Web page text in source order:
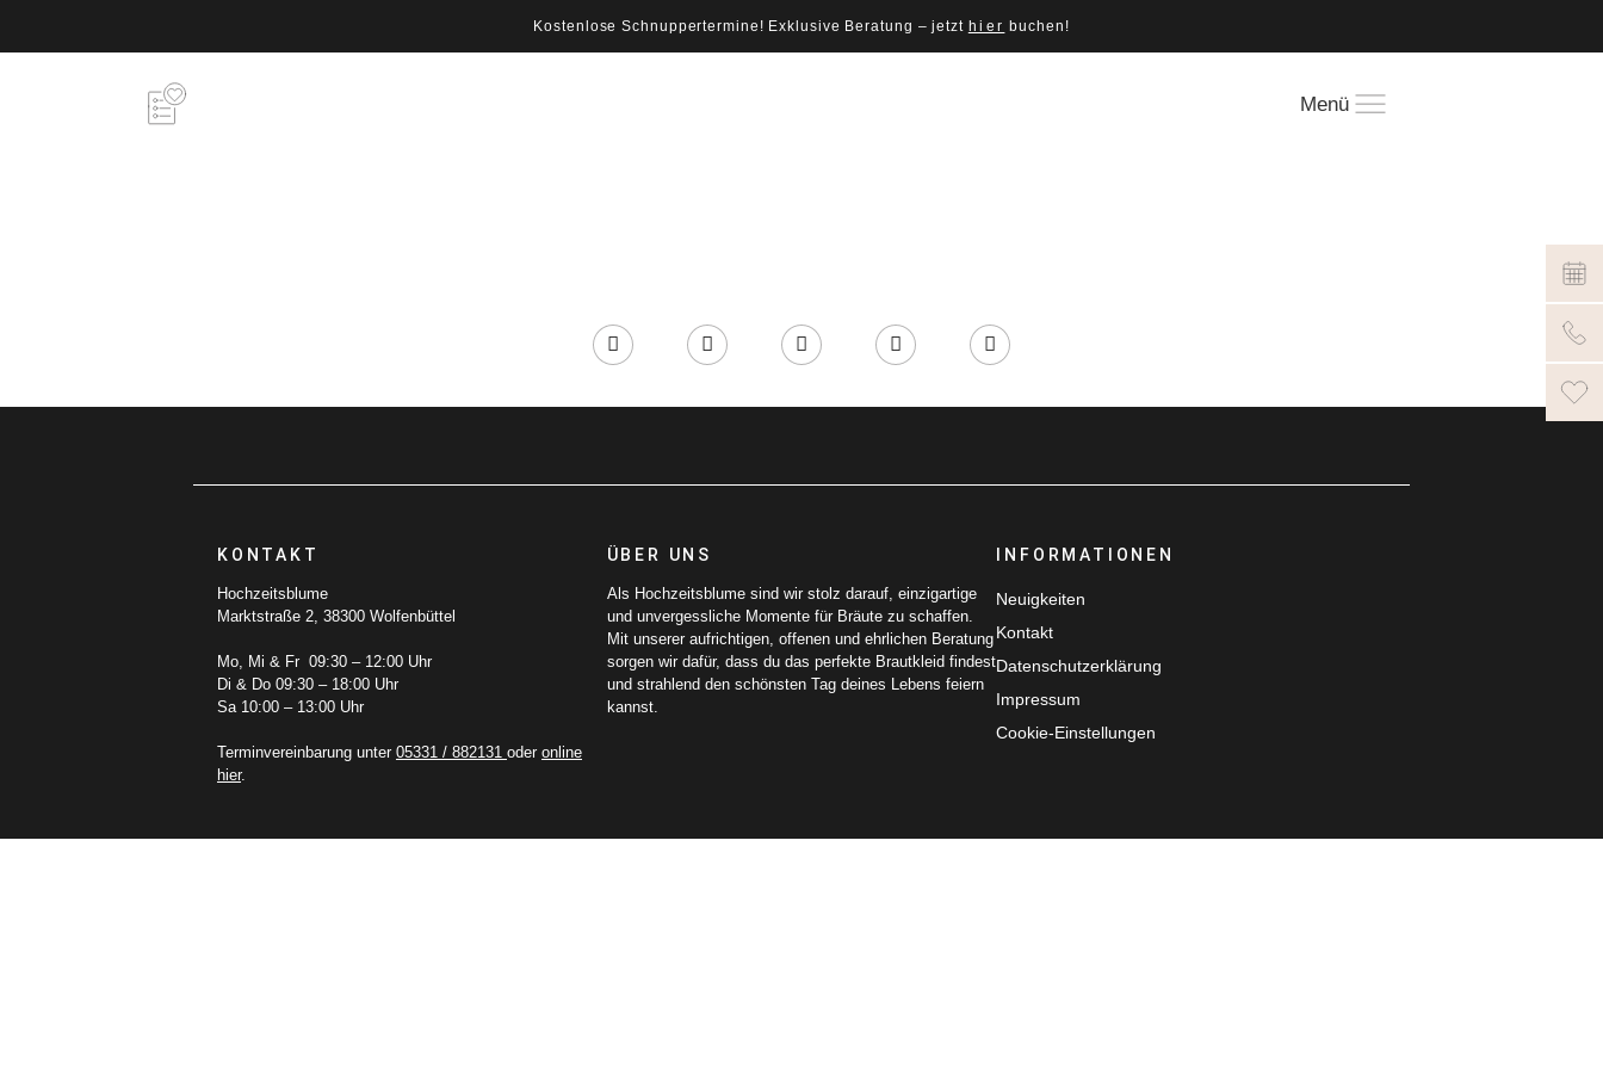
Kostenlose Schnuppertermine! Exklusive Beratung – jetzt hier buchen!
Menü
KONTAKT
Hochzeitsblume
Marktstraße 2, 38300 Wolfenbüttel
Mo, Mi & Fr 09:30 – 12:00 Uhr
Di & Do 09:30 – 18:00 Uhr
Sa 10:00 – 13:00 Uhr
Terminvereinbarung unter 05331 / 882131 oder online
hier.
ÜBER UNS
Als Hochzeitsblume sind wir stolz darauf, einzigartige
und unvergessliche Momente für Bräute zu schaffen.
Mit unserer aufrichtigen, offenen und ehrlichen Beratung
sorgen wir dafür, dass du das perfekte Brautkleid findest
und strahlend den schönsten Tag deines Lebens feiern
kannst.
INFORMATIONEN
Neuigkeiten
Kontakt
Datenschutzerklärung
Impressum
Cookie-Einstellungen